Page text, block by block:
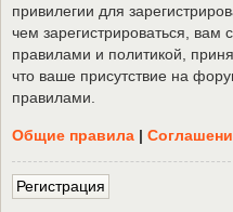
привилегии для
чем зарегистрироваться, вам
правилами и политикой,
что ваше присутствие на
правилами.
Общие правила |
Регистрация